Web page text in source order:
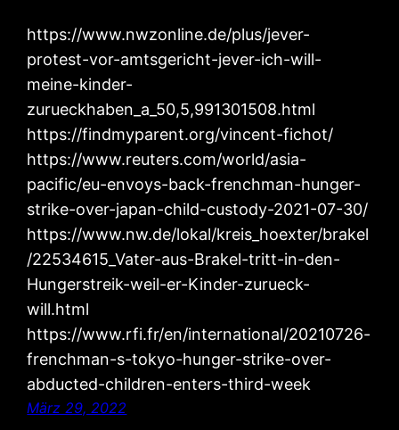
https://www.nwzonline.de/plus/jever-
protest-vor-amtsgericht-jever-ich-will-
meine-kinder-
zurueckhaben_a_50,5,991301508.html
https://findmyparent.org/vincent-fichot/
https://www.reuters.com/world/asia-
pacific/eu-envoys-back-frenchman-hunger-
strike-over-japan-child-custody-2021-07-30/
https://www.nw.de/lokal/kreis_hoexter/brakel
/22534615_Vater-aus-Brakel-tritt-in-den-
Hungerstreik-weil-er-Kinder-zurueck-
will.html
https://www.rfi.fr/en/international/20210726-
frenchman-s-tokyo-hunger-strike-over-
abducted-children-enters-third-week
März 29, 2022